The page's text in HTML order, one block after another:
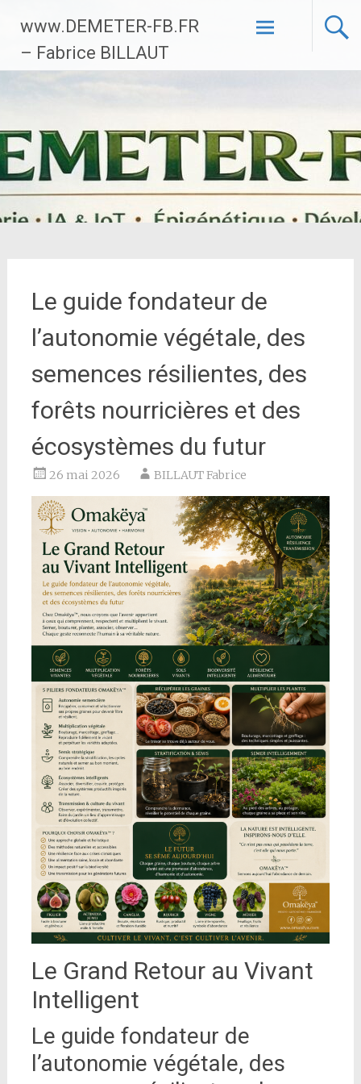
contenu
principal
www.DEMETER-FB.FR
– Fabrice BILLAUT
Le guide fondateur de
l’autonomie végétale, des
semences résilientes, des
forêts nourricières et des
écosystèmes du futur
26 mai 2026 BILLAUT Fabrice
Le Grand Retour au Vivant
Intelligent
Le guide fondateur de
l’autonomie végétale, des